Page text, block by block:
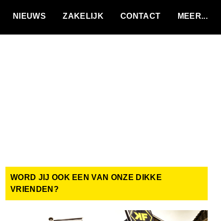
NIEUWS ZAKELIJK CONTACT
WORD JIJ OOK EEN VAN ONZE DIKKE
VRIENDEN?